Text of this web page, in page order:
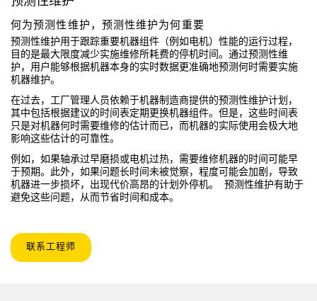
何为预测性维护，预测性维护为何重要
预测性维护用于跟踪重要机器组件（例如电机）性能的运行过程，
目的是最大限度减少实施维修所耗费的停机时间。通过预测性维
护，用户能够根据机器本身的实时数据更准确地预测何时需要实施
机器维护。
在过去，工厂管理人员依赖于机器制造商提供的预测性维护计划，
其中包括根据建议的时间表定期更换机器组件。但是，这些时间表
只是对机器何时需要维修的估计而已，而机器的实际使用会极大地
影响这些估计的可靠性。
例如，如果轴承过早磨损或电机过热，需要维修机器的时间可能早
于预期。此外，如果问题长时间未被觉察，程度可能会加剧，导致
机器进一步损坏，出现代价高昂的计划外停机。 预测性维护有助于
避免这些问题，从而节省时间和成本。
联系工程师